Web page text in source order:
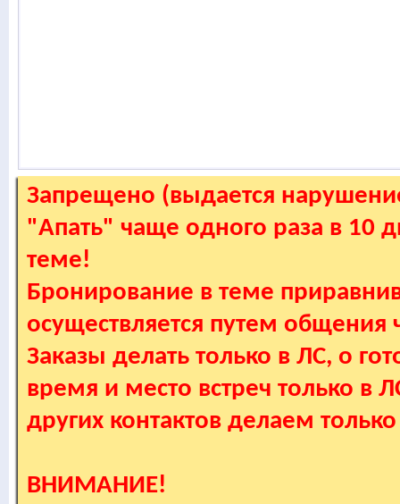
Запрещено (выдается
"Апать" чаще одного раза в 10
теме!
Бронирование в теме
осуществляется путем
Заказы делать только в ЛС, о
время и место встреч только в
других контактов делаем
ВНИМАНИЕ!